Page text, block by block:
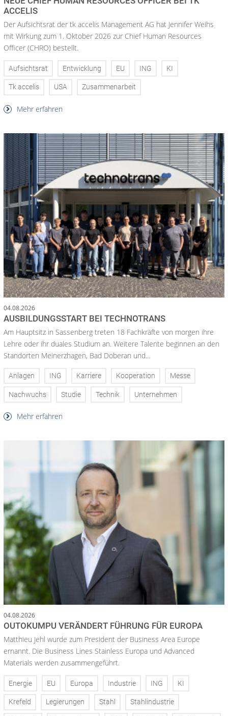
ACCELIS
Der Aufsichtsrat der tk accelis Management AG hat Jennifer Weihs
mit Wirkung zum 1. Oktober 2026 zur Chief Human Resources
Officer (CHRO) bestellt.
Aufsichtsrat Entwicklung EU ING KI
Tk accelis USA Zusammenarbeit
Mehr erfahren
04.08.2026
AUSBILDUNGSSTART BEI TECHNOTRANS
Am Hauptsitz in Sassenberg treten 18 Fachkräfte von morgen ihre
Lehre oder ihr duales Studium an. Weitere Talente beginnen an den
Standorten Meinerzhagen, Bad Doberan und...
Anlagen ING Karriere Kooperation Messe
Nachwuchs Studie Technik Unternehmen
Mehr erfahren
04.08.2026
OUTOKUMPU VERÄNDERT FÜHRUNG FÜR EUROPA
Matthieu Jehl wurde zum President der Business Area Europe
ernannt. Die Business Lines Stainless Europa und Advanced
Materials werden zusammengeführt.
Energie EU Europa Industrie ING KI
Krefeld Legierungen Stahl Stahlindustrie